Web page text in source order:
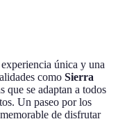
única y una
como Sierra
que se adaptan a todos
Un paseo por los
de disfrutar